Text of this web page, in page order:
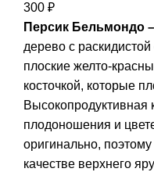
300 ₽
Персик Бельмондо
дерево с
плоские желто-
косточкой, которые
Высокопродуктивная
плодоношения и
оригинально,
качестве верхнего